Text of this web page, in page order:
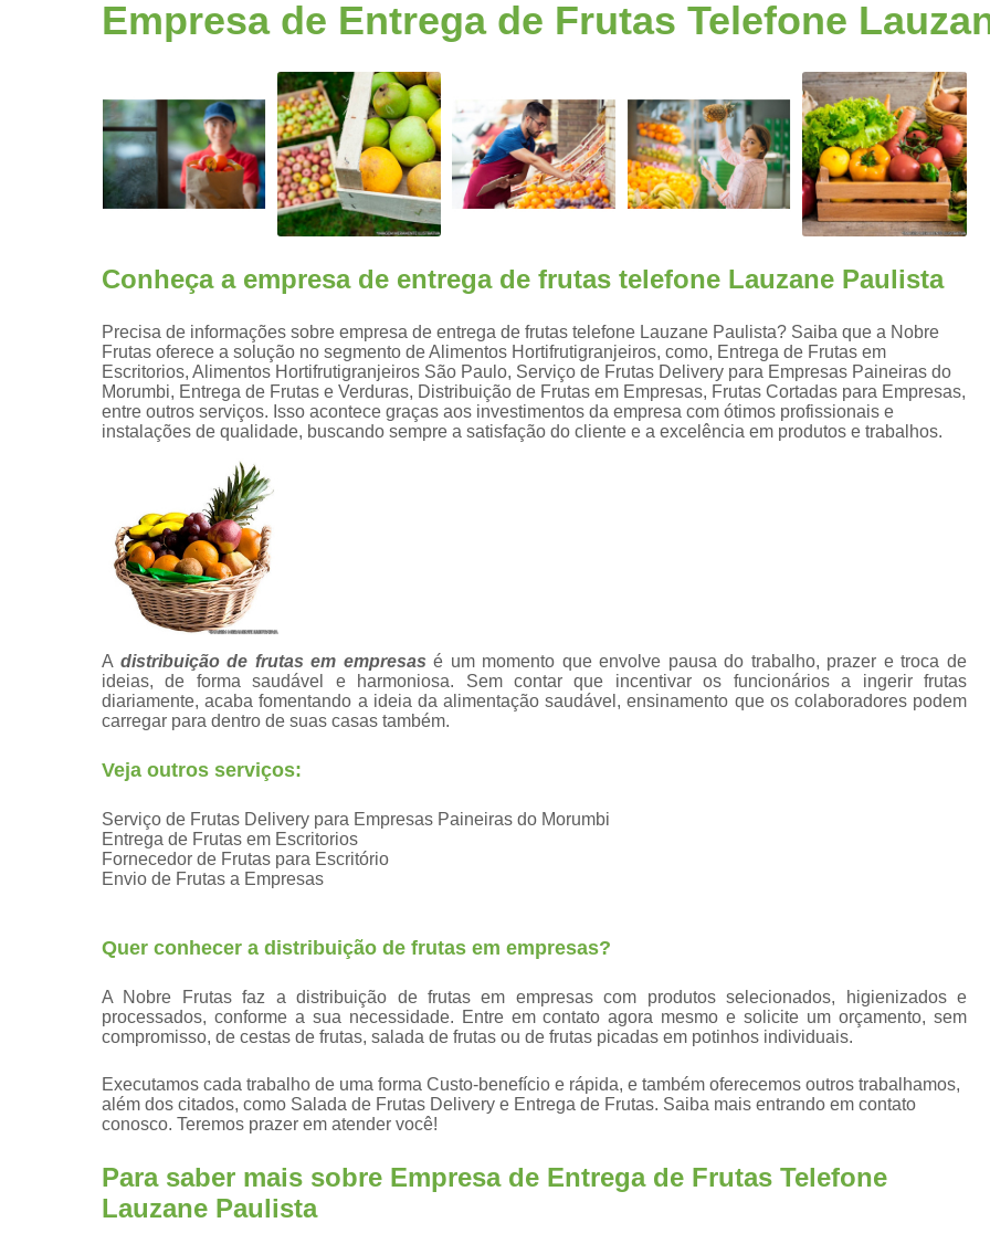
higienizada
empresas
Frutas
congeladas
Frutas
cortadas
Frutas
Kit lanche
Potes de
frutas
Saladas de
frutas para
empresas
Fornecimento de Frutas para Escritórios
Frutas Selecionadas
Serviço de Delivery de Frutas
Entrega de Frutas e Verduras
Entrega de Frutas em Escritorios
Entrega de Frutas no Trabalho
Entrega de Frutas Processadas
Entrega de Frutas
Entrega de Frutas
Entrega Diária de
Entrega Semanal de
Fornecimento de
Fornecimento de
Fornecimento Semanal
Serviço de Frutas para Empresas
Delivery de Fruta em Escritorios
Fornecedores Frutas Secas
Frutas Higienizadas
Frutas Higienizadas no Pote
Frutas Lavadas e Higienizadas
Empresa de Entrega de Frutas Telefone
Conheça a empresa de entrega de frutas telefone Lauzane Paulista
Precisa de informações sobre empresa de entrega de frutas telefone Lauzane Paulista? Saiba que a Nobre
Frutas oferece a solução no segmento de Alimentos Hortifrutigranjeiros, como, Entrega de Frutas em
Escritorios, Alimentos Hortifrutigranjeiros São Paulo, Serviço de Frutas Delivery para Empresas Paineiras do
Morumbi, Entrega de Frutas e Verduras, Distribuição de Frutas em Empresas, Frutas Cortadas para Empresas,
entre outros serviços. Isso acontece graças aos investimentos da empresa com ótimos profissionais e
instalações de qualidade, buscando sempre a satisfação do cliente e a excelência em produtos e trabalhos.
A distribuição de frutas em empresas é um momento que envolve pausa do trabalho, prazer e troca de
ideias, de forma saudável e harmoniosa. Sem contar que incentivar os funcionários a ingerir frutas
diariamente, acaba fomentando a ideia da alimentação saudável, ensinamento que os colaboradores podem
carregar para dentro de suas casas também.
Veja outros serviços:
Serviço de Frutas Delivery para Empresas Paineiras do Morumbi
Entrega de Frutas em Escritorios
Fornecedor de Frutas para Escritório
Envio de Frutas a Empresas
Quer conhecer a distribuição de frutas em empresas?
A Nobre Frutas faz a distribuição de frutas em empresas com produtos selecionados, higienizados e
processados, conforme a sua necessidade. Entre em contato agora mesmo e solicite um orçamento, sem
compromisso, de cestas de frutas, salada de frutas ou de frutas picadas em potinhos individuais.
Executamos cada trabalho de uma forma Custo-benefício e rápida, e também oferecemos outros trabalhamos,
além dos citados, como Salada de Frutas Delivery e Entrega de Frutas. Saiba mais entrando em contato
conosco. Teremos prazer em atender você!
Para saber mais sobre Empresa de Entrega de Frutas Telefone
Lauzane Paulista